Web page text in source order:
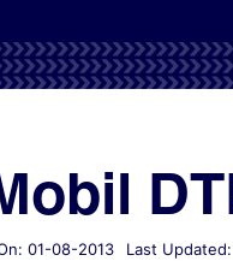
01-08-2013 Last